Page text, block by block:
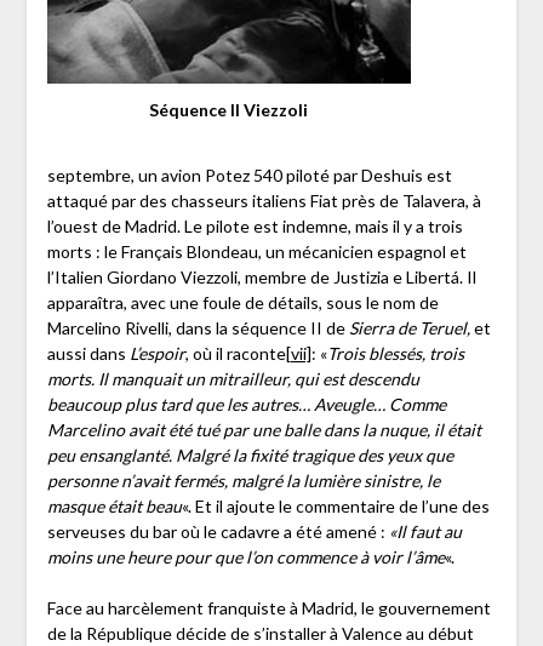
Séquence II Viezzoli
septembre, un avion Potez 540 piloté par Deshuis est
attaqué par des chasseurs italiens Fiat près de Talavera, à
l’ouest de Madrid. Le pilote est indemne, mais il y a trois
morts : le Français Blondeau, un mécanicien espagnol et
l’Italien Giordano Viezzoli, membre de Justizia e Libertá. Il
apparaîtra, avec une foule de détails, sous le nom de
Marcelino Rivelli, dans la séquence II de Sierra de Teruel,et
aussi dans L’espoir, où il raconte[vii]: «Trois blessés, trois
morts. Il manquait un mitrailleur, qui est descendu
beaucoup plus tard que les autres… Aveugle… Comme
Marcelino avait été tué par une balle dans la nuque, il était
peu ensanglanté. Malgré la fixité tragique des yeux que
personne n’avait fermés, malgré la lumière sinistre, le
masque était beau«. Et il ajoute le commentaire de l’une des
serveuses du bar où le cadavre a été amené : «Il faut au
moins une heure pour que l’on commence à voir l’âme«.
Face au harcèlement franquiste à Madrid, le gouvernement
de la République décide de s’installer à Valence au début